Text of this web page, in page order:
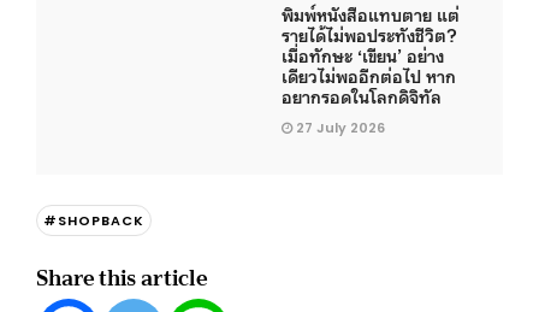
พิมพ์หนังสือแทบตาย แต่
รายได้ไม่พอประทังชีวิต?
เมื่อทักษะ ‘เขียน’ อย่าง
เดียวไม่พออีกต่อไป หาก
อยากรอดในโลกดิจิทัล
27 July 2026
#SHOPBACK
Share this article